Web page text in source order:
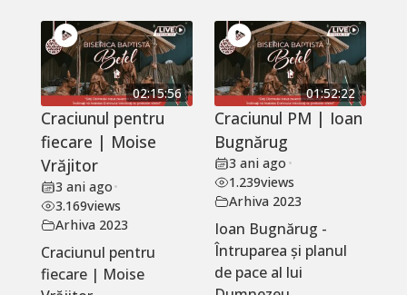
02:15:56
Craciunul pentru
fiecare | Moise
Vrăjitor
3 ani ago•
3.169views
Arhiva 2023
Craciunul pentru
fiecare | Moise
01:52:22
Craciunul PM | Ioan
Bugnărug
3 ani ago •
1.239views
Arhiva 2023
Ioan Bugnărug -
Întruparea și planul
de pace al lui